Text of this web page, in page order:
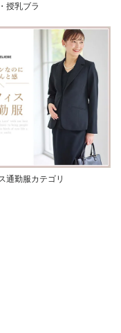
授乳ブラ
通勤服カテゴリ